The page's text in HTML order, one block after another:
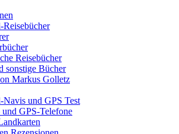
Reisebücher
sonstige Bücher
Markus Golletz
Navis und GPS Test
GPS-Telefone